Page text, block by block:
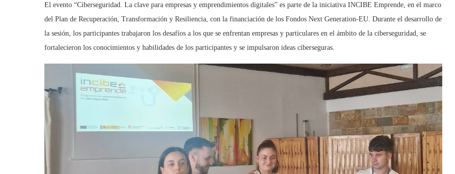
El evento “Ciberseguridad. La clave para empresas y emprendimientos digitales” es parte de la iniciativa INCIBE Emprende, en el marco
del Plan de Recuperación, Transformación y Resiliencia, con la financiación de los Fondos Next Generation-EU. Durante el desarrollo de
la sesión, los participantes trabajaron los desafíos a los que se enfrentan empresas y particulares en el ámbito de la ciberseguridad, se
fortalecieron los conocimientos y habilidades de los participantes y se impulsaron ideas ciberseguras.